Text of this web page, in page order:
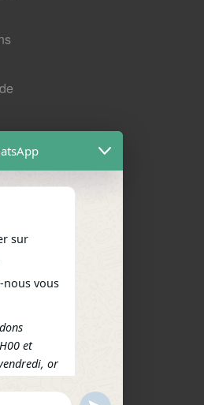
Telegram
sur
nous vous
et
or